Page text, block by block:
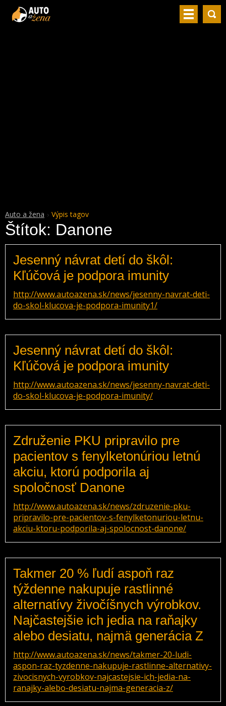
Auto a žena Výpis tagov
Štítok: Danone
Jesenný návrat detí do škôl:
Kľúčová je podpora imunity
http://www.autoazena.sk/news/jesenny-navrat-deti-
do-skol-klucova-je-podpora-imunity1/
Jesenný návrat detí do škôl:
Kľúčová je podpora imunity
http://www.autoazena.sk/news/jesenny-navrat-deti-
do-skol-klucova-je-podpora-imunity/
Združenie PKU pripravilo pre
pacientov s fenylketonúriou letnú
akciu, ktorú podporila aj
spoločnosť Danone
http://www.autoazena.sk/news/zdruzenie-pku-
pripravilo-pre-pacientov-s-fenylketonuriou-letnu-
akciu-ktoru-podporila-aj-spolocnost-danone/
Takmer 20 % ľudí aspoň raz
týždenne nakupuje rastlinné
alternatívy živočíšnych výrobkov.
Najčastejšie ich jedia na raňajky
alebo desiatu, najmä generácia Z
http://www.autoazena.sk/news/takmer-20-ludi-
aspon-raz-tyzdenne-nakupuje-rastlinne-alternativy-
zivocisnych-vyrobkov-najcastejsie-ich-jedia-na-
ranajky-alebo-desiatu-najma-generacia-z/